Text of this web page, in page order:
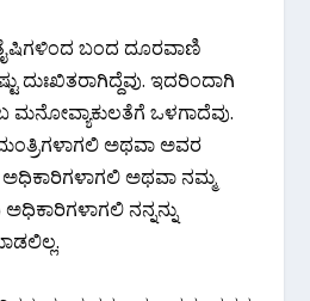
ಬಂದ ದೂರವಾಣಿ
ದುಃಖಿತರಾಗಿದ್ದೆವು. ಇದರಿಂದಾಗಿ
ಮನೋವ್ಯಾಕುಲತೆಗೆ ಒಳಗಾದೆವು.
ಅಥವಾ ಅವರ
ಅಥವಾ ನಮ್ಮ
ನನ್ನನ್ನು